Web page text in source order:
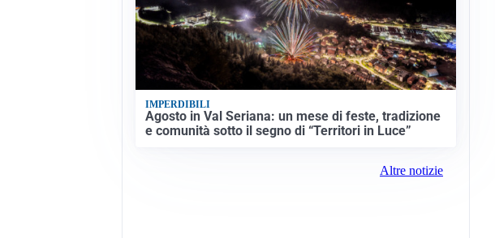
IMPERDIBILI
Agosto in Val Seriana: un mese di feste, tradizione
e comunità sotto il segno di “Territori in Luce”
Altre notizie